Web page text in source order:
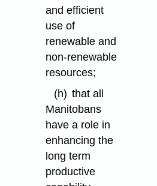
and efficient
use of
renewable and
non-renewable
resources;
(h) that all
Manitobans
have a role in
enhancing the
long term
productive